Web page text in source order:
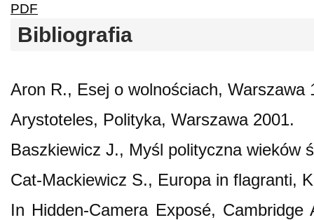
PDF
Bibliografia
Aron R., Esej o wolnościach, Warszawa
Arystoteles, Polityka, Warszawa 2001.
Baszkiewicz J., Myśl polityczna wieków
Cat-Mackiewicz S., Europa in flagranti,
In Hidden-Camera Exposé,